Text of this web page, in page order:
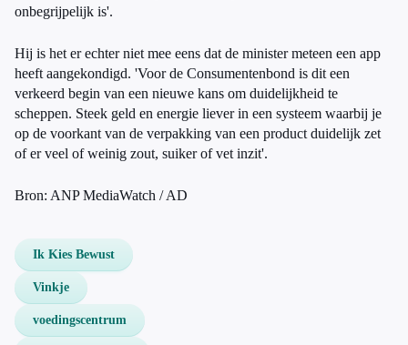
onbegrijpelijk is'.
Hij is het er echter niet mee eens dat de minister meteen een app
heeft aangekondigd. 'Voor de Consumentenbond is dit een
verkeerd begin van een nieuwe kans om duidelijkheid te
scheppen. Steek geld en energie liever in een systeem waarbij je
op de voorkant van de verpakking van een product duidelijk zet
of er veel of weinig zout, suiker of vet inzit'.
Bron: ANP MediaWatch / AD
Ik Kies Bewust
Vinkje
voedingscentrum